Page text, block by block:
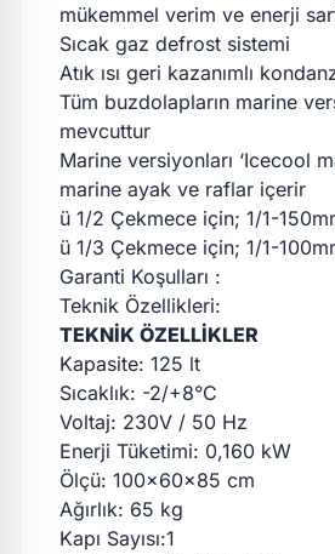
mükemmel verim ve enerji
Sıcak gaz defrost sistemi
Atık ısı geri kazanımlı
Tüm buzdolapların marine
mevcuttur
Marine versiyonları ‘Icecool
marine ayak ve raflar içerir
ü 1/2 Çekmece için; 1/1-
ü 1/3 Çekmece için; 1/1-
Garanti Koşulları :
Teknik Özellikleri:
TEKNİK ÖZELLİKLER
Kapasite: 125 lt
Sıcaklık: -2/+8°C
Voltaj: 230V / 50 Hz
Enerji Tüketimi: 0,160 kW
Ölçü: 100x60x85 cm
Ağırlık: 65 kg
Kapı Sayısı:1